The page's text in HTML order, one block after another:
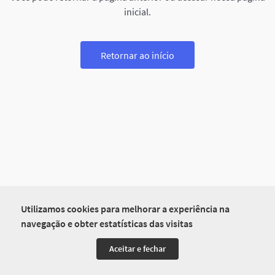
Utilizamos cookies para melhorar a experiência na
navegação e obter estatísticas das visitas
Aceitar e fechar
inicial.
Retornar ao início